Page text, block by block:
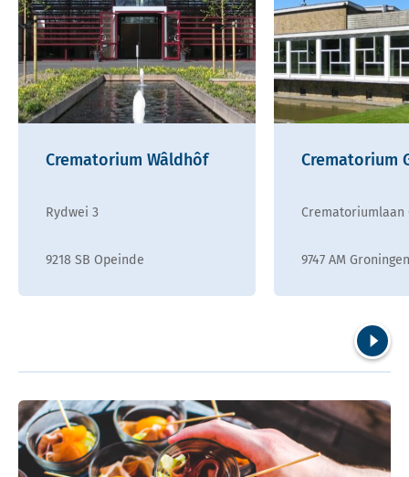
Crematorium Wâldhôf
Rydwei 3
9218 SB Opeinde
Crematorium
Crematoriumlaan
9747 AM Groningen